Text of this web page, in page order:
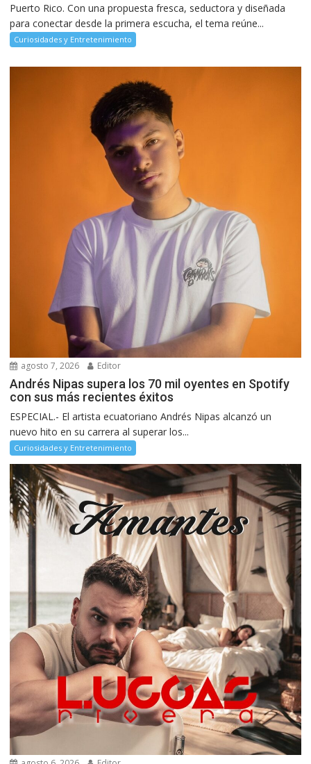
Puerto Rico. Con una propuesta fresca, seductora y diseñada
para conectar desde la primera escucha, el tema reúne...
Curiosidades y Entretenimiento
agosto 7, 2026 Editor
Andrés Nipas supera los 70 mil oyentes en Spotify
con sus más recientes éxitos
ESPECIAL.- El artista ecuatoriano Andrés Nipas alcanzó un
nuevo hito en su carrera al superar los...
Curiosidades y Entretenimiento